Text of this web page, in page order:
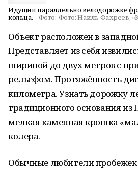
Идущий параллельно велодорожке
кольца.
Фото: Фото: Наиль Фахреев,
Объект расположен в
Представляет из себя
шириной до двух метров с
рельефом. Протяжённость
километра. Узнать дорожку
традиционного основания из
мелкая каменная крошка
колера.
Обычные любители пробежек